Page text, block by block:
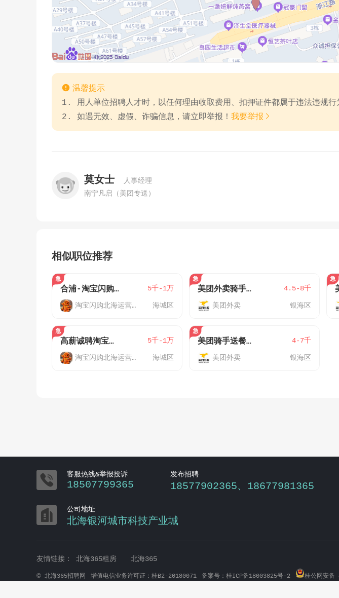
 温馨提示
1. 用人单位招聘人才时，以任何理由收取费用、扣押证件都属于违法违规行
2. 如遇无效、虚假、诈骗信息，请立即举报！ 我要举报 
莫女士
人事经理
南宁凡启（美团专送）
相似职位推荐
合浦-淘宝闪购-外卖骑手J 5千-1万
淘宝闪购北海运营中心 海城区
美团外卖骑手（银海区） 4.5-8千
美团外卖 银海区
高薪诚聘淘宝闪购配送员W 5千-1万
淘宝闪购北海运营中心 海城区
美团骑手送餐工作又可兜风又可挣钱 4-7千
美团外卖 银海区
 客服热线&举报投诉
18507799365
发布招聘
18577902365、18677981365
 公司地址
北海银河城市科技产业城
友情链接： 北海365租房 北海365
© 北海365招聘网 增值电信业务许可证：桂B2-20180071 备案号：桂ICP备18003825号-2 桂公网安备